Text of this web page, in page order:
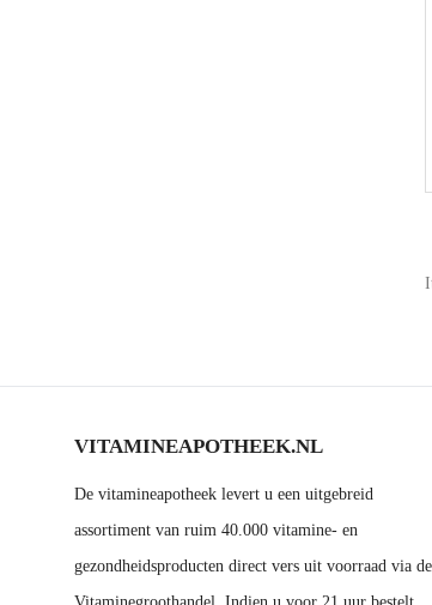
VITAMINEAPOTHEEK.NL
De vitamineapotheek levert u een uitgebreid
assortiment van ruim 40.000 vitamine- en
gezondheidsproducten direct vers uit voorraad via de
Vitaminegroothandel. Indien u voor 21 uur bestelt